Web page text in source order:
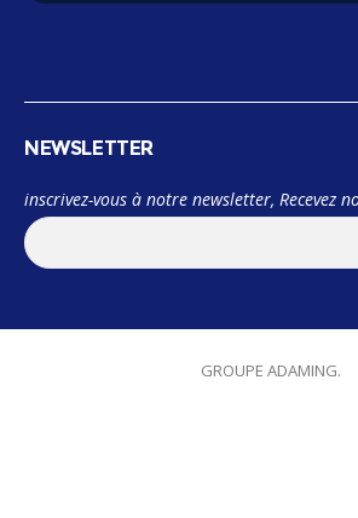
NEWSLETTER
inscrivez-vous à notre newsletter, Recevez
© 2018 Miama. TOUS LES DROITS SONT
GROUPE ADAMING.